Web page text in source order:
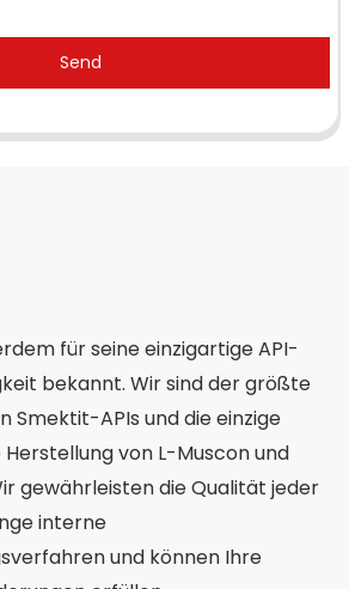
Send
für seine einzigartige API-
bekannt. Wir sind der größte
Smektit-APIs und die einzige
von L-Muscon und
gewährleisten die Qualität jeder
interne
und können Ihre